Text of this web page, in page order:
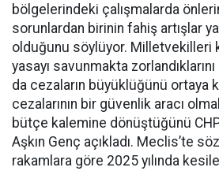
bölgelerindeki çalışmalarda
sorunlardan birinin fahiş artışlar
olduğunu söylüyor. Milletvekilleri
yasayı savunmakta
da cezaların büyüklüğünü ortaya
cezalarının bir güvenlik aracı
bütçe kalemine dönüştüğünü
Aşkın Genç açıkladı. Meclis’te
rakamlara göre 2025 yılında